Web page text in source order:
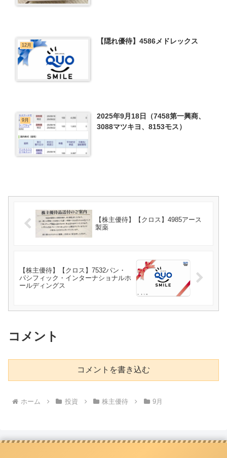
12月 【隠れ優待】4586メドレックス
9月
2025年9月18日（7458第一興商、
3088マツキヨ、8153モス）
【株主優待】【クロス】4985アース
製薬
【株主優待】【クロス】7532パン・
パシフィック・インターナショナルホ
ールディングス
コメント
コメントを書き込む
ホーム 投資 株主優待 9月